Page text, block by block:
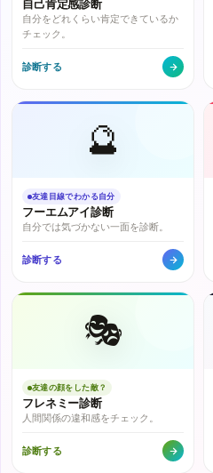
自己肯定感診断
自分をどれくらい肯定できているか
チェック。
診断する
🔮
友達目線でわかる自分
フーエムアイ診断
自分では気づかない一面を診断。
診断する
🎭
友達の顔をした敵？
フレネミー診断
人間関係の違和感をチェック。
診断する